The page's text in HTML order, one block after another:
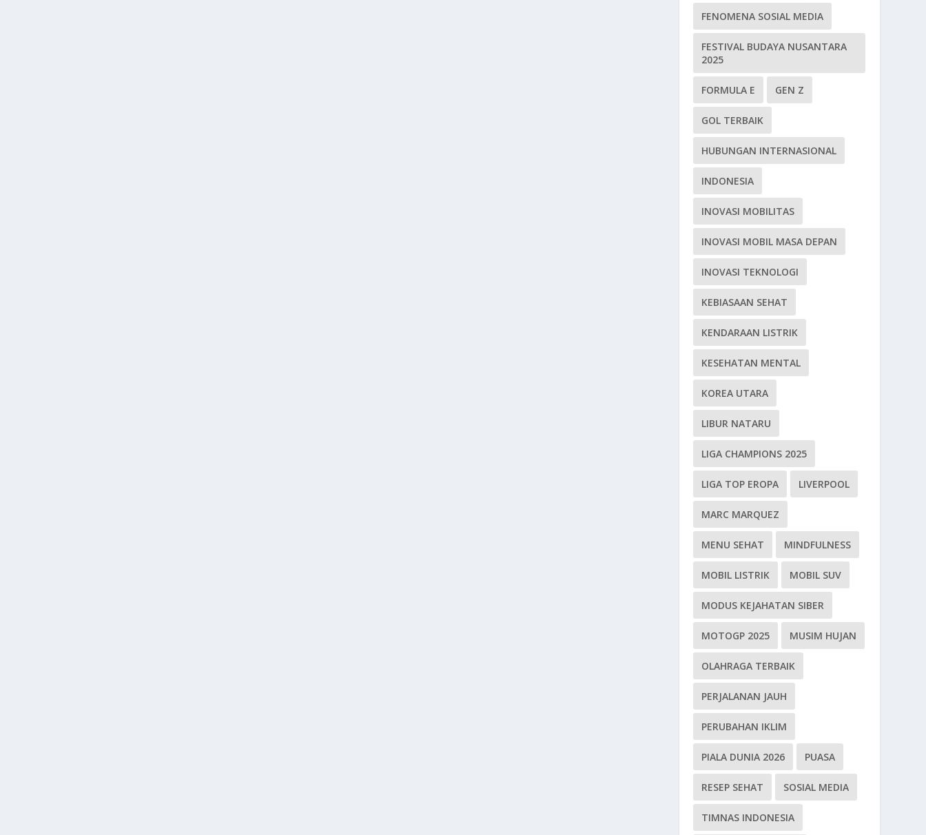
FENOMENA SOSIAL MEDIA
FESTIVAL BUDAYA NUSANTARA
2025
FORMULA E GEN Z
GOL TERBAIK
HUBUNGAN INTERNASIONAL
INDONESIA
INOVASI MOBILITAS
INOVASI MOBIL MASA DEPAN
INOVASI TEKNOLOGI
KEBIASAAN SEHAT
KENDARAAN LISTRIK
KESEHATAN MENTAL
KOREA UTARA
LIBUR NATARU
LIGA CHAMPIONS 2025
LIGA TOP EROPA LIVERPOOL
MARC MARQUEZ
MENU SEHAT MINDFULNESS
MOBIL LISTRIK MOBIL SUV
MODUS KEJAHATAN SIBER
MOTOGP 2025 MUSIM HUJAN
OLAHRAGA TERBAIK
PERJALANAN JAUH
PERUBAHAN IKLIM
PIALA DUNIA 2026 PUASA
RESEP SEHAT SOSIAL MEDIA
TIMNAS INDONESIA